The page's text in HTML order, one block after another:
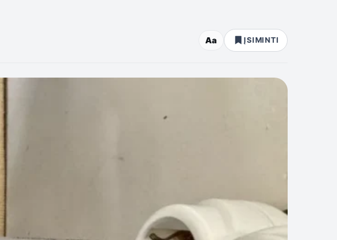
Aa ĮSIMINTI